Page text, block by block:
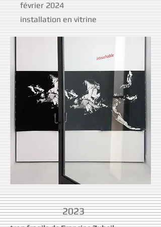
février 2024
installation en vitrine
2023